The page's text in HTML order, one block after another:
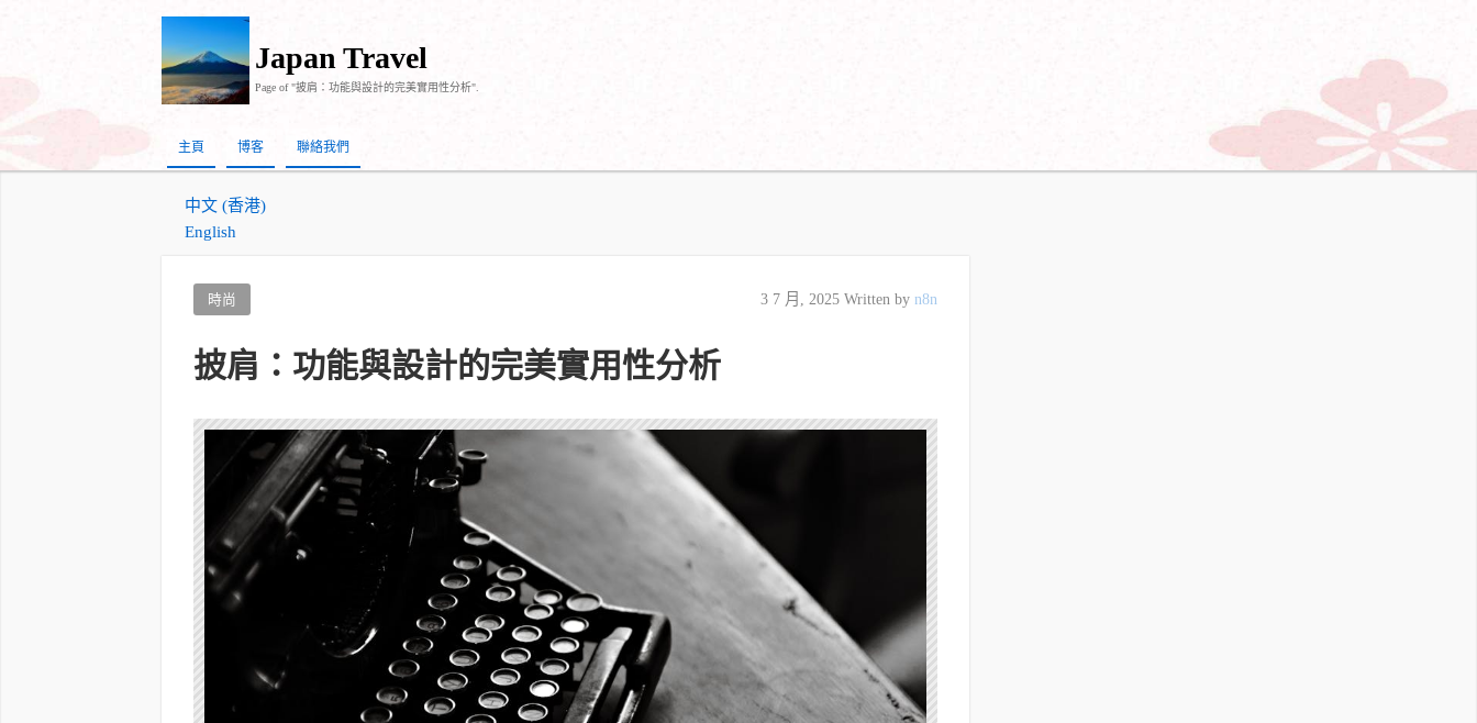
Japan Travel
Page of "披肩：功能與設計的完美實用性分析".
主頁 博客 聯絡我們
中文 (香港)
English
時尚 3 7 月, 2025Written by n8n
披肩：功能與設計的完美實用性分析